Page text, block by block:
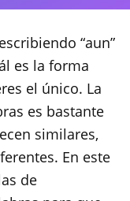
“aun”
es la forma
el único. La
es bastante
similares,
En este
de